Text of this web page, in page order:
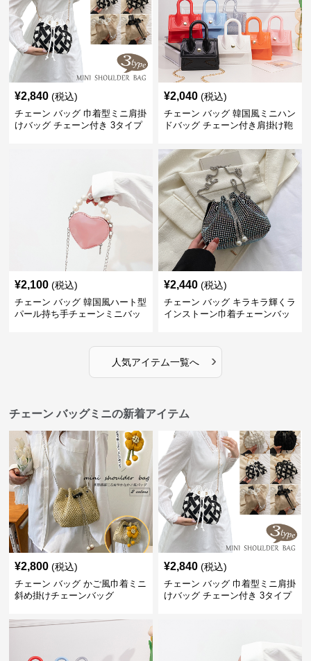
¥2,840 (税込)
チェーン バッグ 巾着型ミニ肩掛
けバッグ チェーン付き 3タイプ
¥2,040 (税込)
チェーン バッグ 韓国風ミニハン
ドバッグ チェーン付き肩掛け鞄
¥2,100 (税込)
チェーン バッグ 韓国風ハート型
パール持ち手チェーンミニバッ
¥2,440 (税込)
チェーン バッグ キラキラ輝くラ
インストーン巾着チェーンバッ
人気アイテム一覧へ ›
チェーン バッグミニの新着アイテム
¥2,800 (税込)
チェーン バッグ かご風巾着ミニ
斜め掛けチェーンバッグ
¥2,840 (税込)
チェーン バッグ 巾着型ミニ肩掛
けバッグ チェーン付き 3タイプ